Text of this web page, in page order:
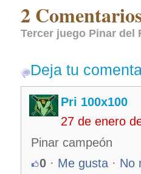
2
Tercer juego Pinar del
Deja tu
Pri 100x100
27 de enero
Pinar campeón
0 · Me gusta · No